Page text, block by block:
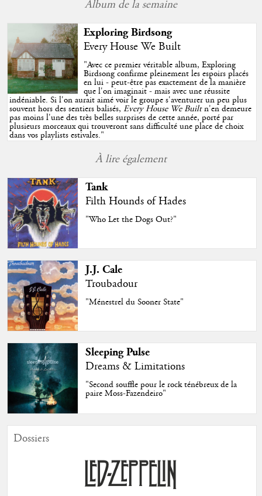
Album de la semaine
Exploring Birdsong
Every House We Built
"Avec ce premier véritable album, Exploring
Birdsong confirme pleinement les espoirs placés
en lui - peut-être pas exactement de la manière
que l'on imaginait - mais avec une réussite
indéniable. Si l'on aurait aimé voir le groupe s'aventurer un peu plus
souvent hors des sentiers balisés,Every House We Builtn'en demeure
pas moins l'une des très belles surprises de cette année, porté par
plusieurs morceaux qui trouveront sans difficulté une place de choix
dans vos playlists estivales."
À lire également
Tank
Filth Hounds of Hades
"Who Let the Dogs Out?"
J.J. Cale
Troubadour
"Ménestrel du Sooner State"
Sleeping Pulse
Dreams & Limitations
"Second souffle pour le rock ténébreux de la
paire Moss-Fazendeiro"
Dossiers